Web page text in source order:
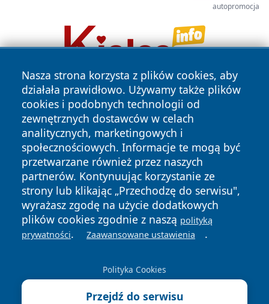
autopromocja
Nasza strona korzysta z plików cookies, aby
działała prawidłowo. Używamy także plików
cookies i podobnych technologii od
zewnętrznych dostawców w celach
analitycznych, marketingowych i
społecznościowych. Informacje te mogą być
przetwarzane również przez naszych
partnerów. Kontynuując korzystanie ze
strony lub klikając „Przechodzę do serwisu",
wyrażasz zgodę na użycie dodatkowych
plików cookies zgodnie z naszą polityką
prywatności. Zaawansowane ustawienia .
Polityka Cookies
Przejdź do serwisu
Copyright © 2026 olkuszonline.pl Wszystkie prawa
zastrzeżone.
News Autorzy
Polityka
Prywatności
Polityka
Cookies